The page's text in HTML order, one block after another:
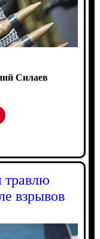
Силаев
травлю
взрывов